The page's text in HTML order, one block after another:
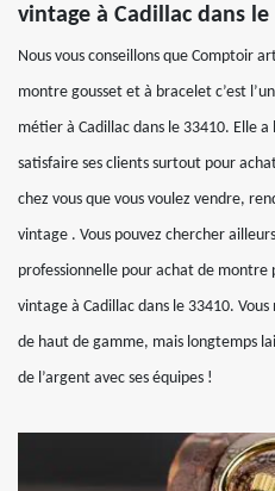
vintage à Cadillac dans le
Nous vous conseillons que Comptoir
montre gousset et à bracelet c’est
métier à Cadillac dans le 33410. Elle
satisfaire ses clients surtout pour
chez vous que vous voulez vendre,
vintage . Vous pouvez chercher
professionnelle pour achat de
vintage à Cadillac dans le 33410.
de haut de gamme, mais longtemps
de l’argent avec ses équipes !